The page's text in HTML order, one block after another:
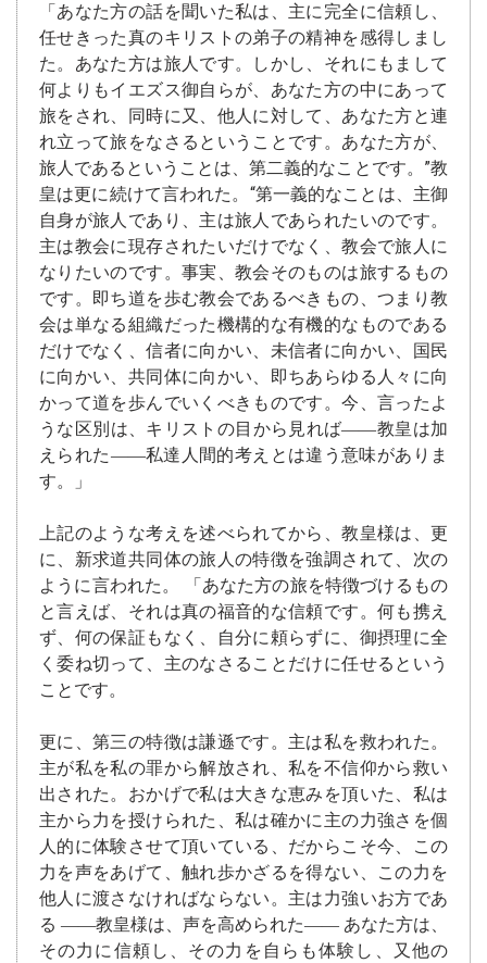
「あなた方の話を聞いた私は、主に完全に信頼し、
任せきった真のキリストの弟子の精神を感得しまし
た。あなた方は旅人です。しかし、それにもまして
何よりもイエズス御自らが、あなた方の中にあって
旅をされ、同時に又、他人に対して、あなた方と連
れ立って旅をなさるということです。あなた方が、
旅人であるということは、第二義的なことです。”教
皇は更に続けて言われた。“第一義的なことは、主御
自身が旅人であり、主は旅人であられたいのです。
主は教会に現存されたいだけでなく、教会で旅人に
なりたいのです。事実、教会そのものは旅するもの
です。即ち道を歩む教会であるべきもの、つまり教
会は単なる組織だった機構的な有機的なものである
だけでなく、信者に向かい、未信者に向かい、国民
に向かい、共同体に向かい、即ちあらゆる人々に向
かって道を歩んでいくべきものです。今、言ったよ
うな区別は、キリストの目から見れば――教皇は加
えられた――私達人間的考えとは違う意味がありま
す。」
上記のような考えを述べられてから、教皇様は、更
に、新求道共同体の旅人の特徴を強調されて、次の
ように言われた。 「あなた方の旅を特徴づけるもの
と言えば、それは真の福音的な信頼です。何も携え
ず、何の保証もなく、自分に頼らずに、御摂理に全
く委ね切って、主のなさることだけに任せるという
ことです。
更に、第三の特徴は謙遜です。主は私を救われた。
主が私を私の罪から解放され、私を不信仰から救い
出された。おかげで私は大きな恵みを頂いた、私は
主から力を授けられた、私は確かに主の力強さを個
人的に体験させて頂いている、だからこそ今、この
力を声をあげて、触れ歩かざるを得ない、この力を
他人に渡さなければならない。主は力強いお方であ
る ――教皇様は、声を高められた―― あなた方は、
その力に信頼し、その力を自らも体験し、又他の